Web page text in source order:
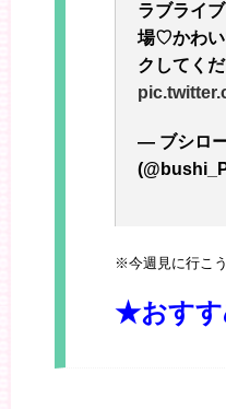
ラブライ
場♡かわい
クしてく
— ブシロ
※今週見に行こ
★おす